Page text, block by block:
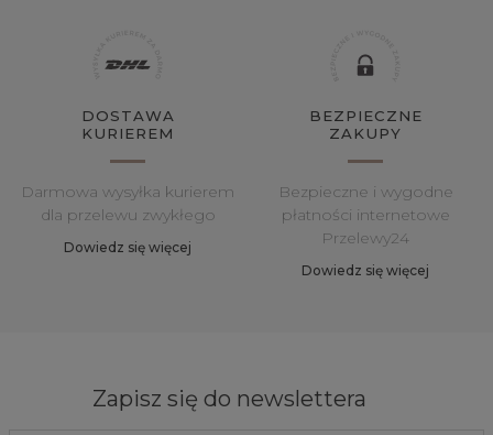
DOSTAWA
KURIEREM
Darmowa wysyłka kurierem
dla przelewu zwykłego
Dowiedz się więcej
BEZPIECZNE
ZAKUPY
Bezpieczne i wygodne
płatności internetowe
Przelewy24
Dowiedz się więcej
Zapisz się do newslettera